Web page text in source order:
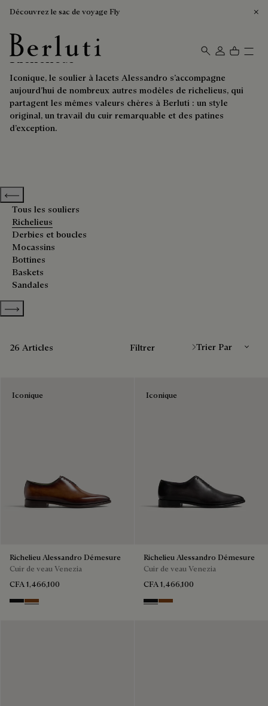
Découvrez le sac de voyage Fly
Page d'Accueil Berluti
Richelieus
Iconique, le soulier à lacets Alessandro s’accompagne
aujourd’hui de nombreux autres modèles de richelieus, qui
partagent les mêmes valeurs chères à Berluti : un style
original, un travail du cuir remarquable et des patines
d’exception.
Previous categories
Tous les souliers
Richelieus
Derbies et boucles
Mocassins
Bottines
Baskets
Sandales
Show more categories
26 Articles Filtrer
Iconique
Richelieu Alessandro Démesure
Cuir de veau Venezia
CFA 1,466,100
NERO GRIGIO
Cacao Intenso
Iconique
Richelieu Alessandro Démesure
Cuir de veau Venezia
CFA 1,466,100
NERO GRIGIO
Cacao Intenso